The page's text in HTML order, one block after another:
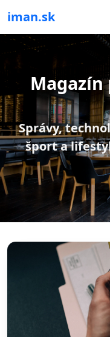
iman.sk
Správy,
šport a